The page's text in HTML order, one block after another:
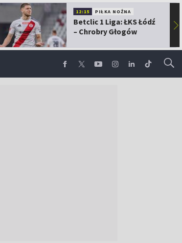
12:15 PIŁKA NOŻNA
Betclic 1 Liga: ŁKS Łódź
– Chrobry Głogów
▶